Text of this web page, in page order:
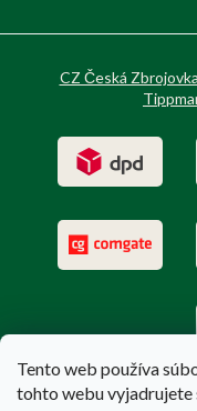
Tento web používa
tohto webu vyjadrujete
CZ Česká Zbrojovka